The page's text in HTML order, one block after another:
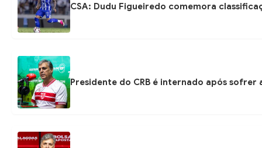
CSA: Dudu Figueiredo comemora
Presidente do CRB é internado após